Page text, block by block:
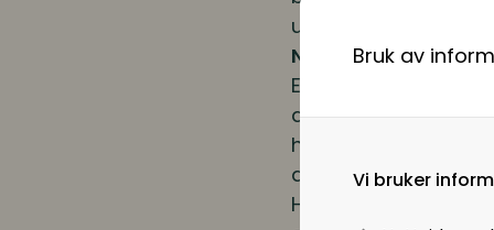
Bruk av
Vi bruker
undersøkelse av
Nye områder gir
En artikkel i
de setter opp
hvorfor de mener
arbeidsliv til slutt
Human facilitator»